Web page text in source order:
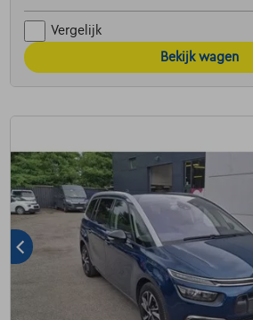
Vergelijk
Bekijk wagen